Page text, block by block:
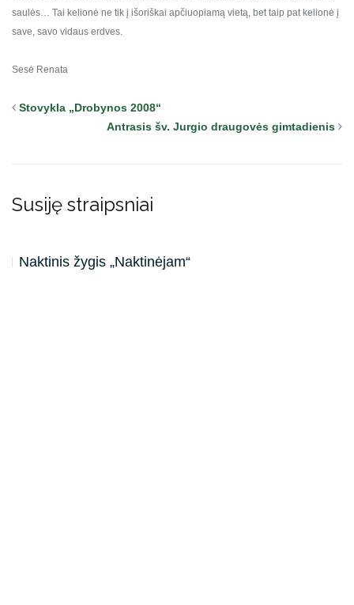
saulės… Tai kelionė ne tik į išoriškai apčiuopiamą vietą, bet taip pat kelionė į
save, savo vidaus erdves.
Sesė Renata
Stovykla „Drobynos 2008“
Antrasis šv. Jurgio draugovės gimtadienis
Susiję straipsniai
Naktinis žygis „Naktinėjam“